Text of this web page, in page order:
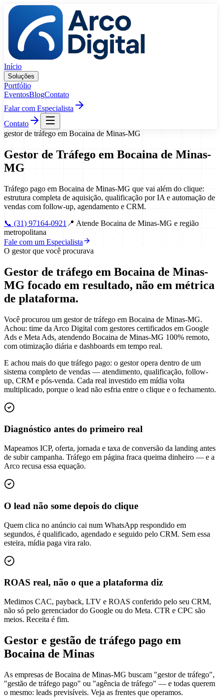
Pular para o conteúdo
Início
Soluções
Portfólio
EventosBlogContato
Falar com Especialista
Contato
gestor de tráfego em Bocaina de Minas-MG
Gestor de Tráfego em Bocaina de Minas-
MG
Tráfego pago em Bocaina de Minas-MG que vai além do clique:
estrutura completa de aquisição, qualificação por IA e automação de
vendas com follow-up, agendamento e CRM.
📞 (31) 97164-0921 📍 Atende Bocaina de Minas-MG e região
metropolitana
Fale com um Especialista
O gestor que você procurava
Gestor de tráfego em Bocaina de Minas-
MG focado em resultado, não em métrica
de plataforma.
Você procurou um gestor de tráfego em Bocaina de Minas-MG.
Achou: time da Arco Digital com gestores certificados em Google
Ads e Meta Ads, atendendo Bocaina de Minas-MG 100% remoto,
com otimização diária e dashboards em tempo real.
E achou mais do que tráfego pago: o gestor opera dentro de um
sistema completo de vendas — atendimento, qualificação, follow-
up, CRM e pós-venda. Cada real investido em mídia volta
multiplicado, porque o lead não esfria entre o clique e o fechamento.
Diagnóstico antes do primeiro real
Mapeamos ICP, oferta, jornada e taxa de conversão da landing antes
de subir campanha. Tráfego em página fraca queima dinheiro — e a
Arco recusa essa equação.
O lead não some depois do clique
Quem clica no anúncio cai num WhatsApp respondido em
segundos, é qualificado, agendado e seguido pelo CRM. Sem essa
esteira, mídia paga vira ralo.
ROAS real, não o que a plataforma diz
Medimos CAC, payback, LTV e ROAS conferido pelo seu CRM,
não só pelo gerenciador do Google ou do Meta. CTR e CPC são
meios. Receita é fim.
Gestor e gestão de tráfego pago em
Bocaina de Minas
As empresas de Bocaina de Minas-MG buscam "gestor de tráfego",
"gestão de tráfego pago" ou "agência de tráfego" — e todas querem
o mesmo: leads previsíveis. Veja as frentes que operamos.